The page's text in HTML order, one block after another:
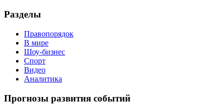
Разделы
Правопорядок
В мире
Шоу-бизнес
Спорт
Видео
Аналитика
Прогнозы развития событий